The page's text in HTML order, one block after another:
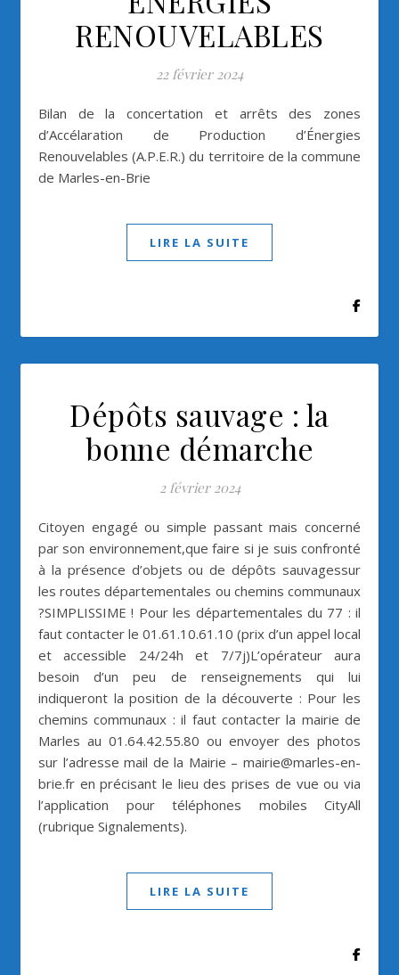
RENOUVELABLES
22 février 2024
Bilan de la concertation et arrêts des zones
d’Accélaration de Production d’Énergies
Renouvelables (A.P.E.R.) du territoire de la commune
de Marles-en-Brie
LIRE LA SUITE
Dépôts sauvage : la
bonne démarche
2 février 2024
Citoyen engagé ou simple passant mais concerné
par son environnement,que faire si je suis confronté
à la présence d’objets ou de dépôts sauvagessur
les routes départementales ou chemins communaux
?SIMPLISSIME ! Pour les départementales du 77 : il
faut contacter le 01.61.10.61.10 (prix d’un appel local
et accessible 24/24h et 7/7j)L’opérateur aura
besoin d’un peu de renseignements qui lui
indiqueront la position de la découverte : Pour les
chemins communaux : il faut contacter la mairie de
Marles au 01.64.42.55.80 ou envoyer des photos
sur l’adresse mail de la Mairie – mairie@marles-en-
brie.fr en précisant le lieu des prises de vue ou via
l’application pour téléphones mobiles CityAll
(rubrique Signalements).
LIRE LA SUITE